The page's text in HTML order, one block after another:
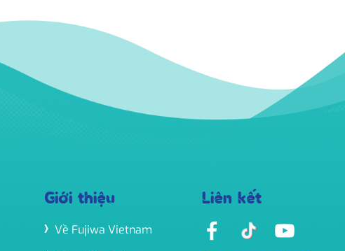
Giới thiệu
Về Fujiwa Vietnam
Liên kết